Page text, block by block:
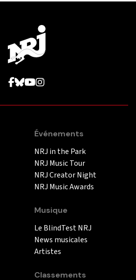
Événements
NRJ in the Park
NRJ Music Tour
NRJ Creator Night
NRJ Music Awards
Musique
Le BlindTest NRJ
News musicales
Artistes
Classements